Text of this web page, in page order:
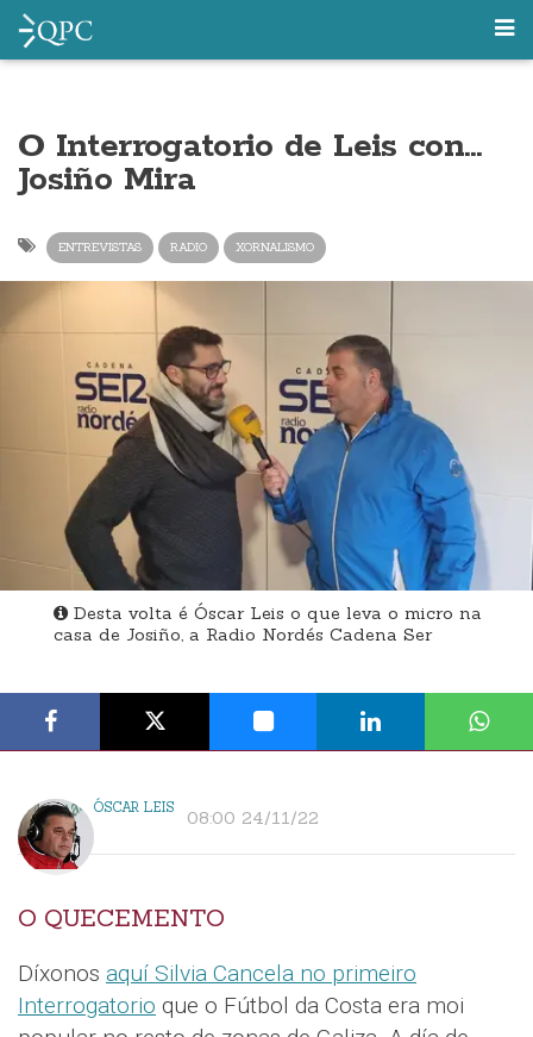
O Interrogatorio de Leis con…
Josiño Mira
ENTREVISTAS RADIO XORNALISMO
Desta volta é Óscar Leis o que leva o micro na
casa de Josiño, a Radio Nordés Cadena Ser
ÓSCAR LEIS 08:00 24/11/22
O QUECEMENTO
Díxonos aquí Silvia Cancela no primeiro
Interrogatorio que o Fútbol da Costa era moi